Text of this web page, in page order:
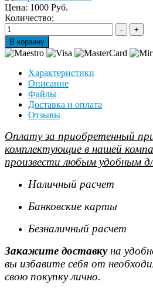
Цена: 1000 Руб.
Количество:
Характеристики
Описание
Файлы
Доставка и оплата
Отзывы
Оплату за приобретенный
комплектующие в нашей
произвести любым удобным
Наличный расчет
Банковские карты
Безналичный расчет
Закажите доставкуна
вы избавите себя от
свою покупку лично.